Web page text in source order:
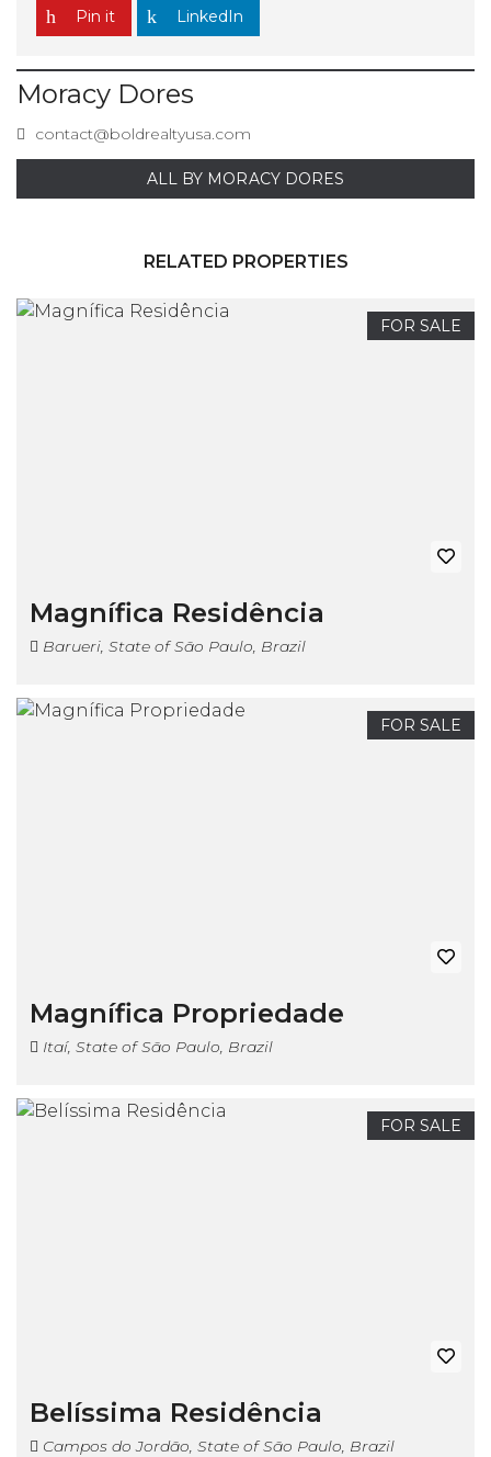
Pin it LinkedIn
Moracy Dores
contact@boldrealtyusa.com
ALL BY MORACY DORES
RELATED PROPERTIES
FOR SALE
Magnífica Residência
Barueri, State of São Paulo, Brazil
FOR SALE
Magnífica Propriedade
Itaí, State of São Paulo, Brazil
FOR SALE
Belíssima Residência
Campos do Jordão, State of São Paulo, Brazil